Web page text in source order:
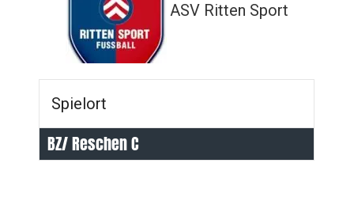
ASV Ritten Sport
Spielort
BZ/ Reschen C